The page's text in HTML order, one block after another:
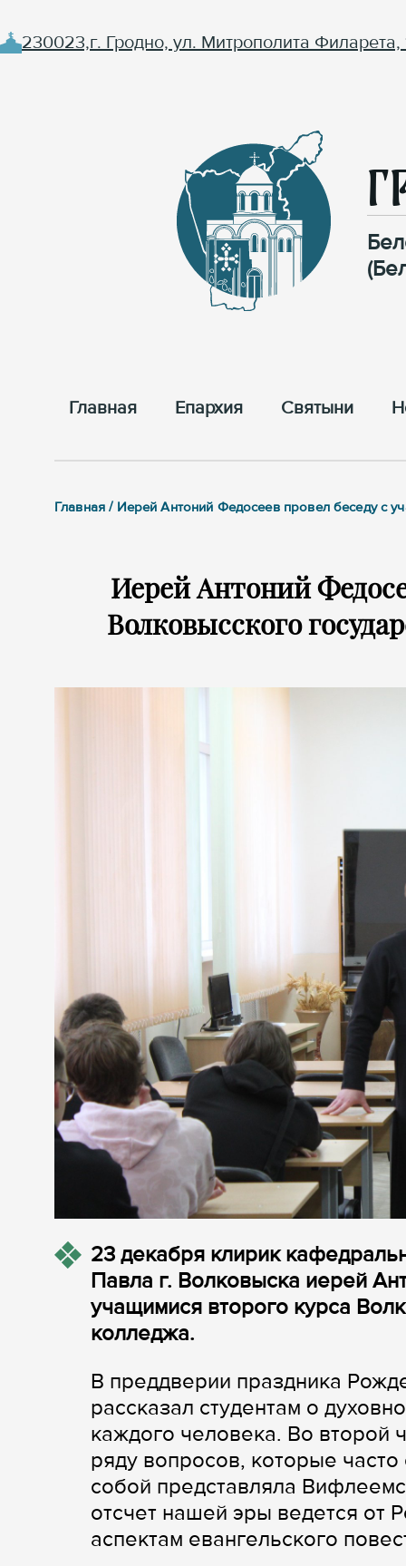
230023,г. Гродно, ул. Митрополита Филарета,
Главная Епархия Cвятыни
Главная / Иерей Антоний Федосеев провел беседу с
Иерей Антоний
Волковысского
23 декабря клирик
Павла г. Волковыска иерей
учащимися второго курса
колледжа.
В преддверии праздника
рассказал студентам о
каждого человека. Во второй
ряду вопросов, которые
собой представляла
отсчет нашей эры ведется от
аспектам евангельского